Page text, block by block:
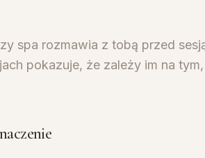
spa rozmawia z tobą przed
pokazuje, że zależy im na